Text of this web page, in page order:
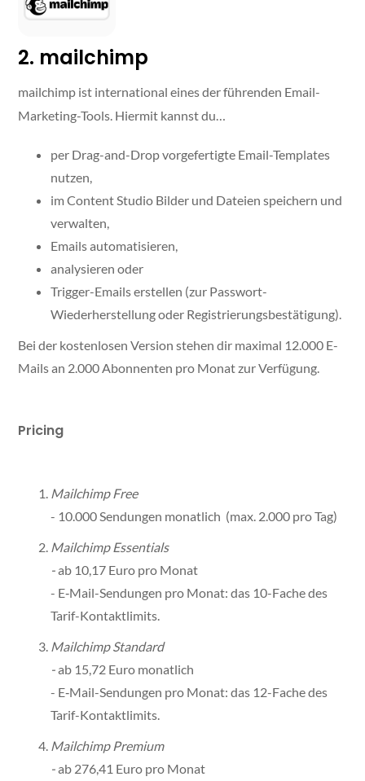
2. mailchimp
mailchimp ist international eines der führenden Email-
Marketing-Tools. Hiermit kannst du…
per Drag-and-Drop vorgefertigte Email-Templates
nutzen,
im Content Studio Bilder und Dateien speichern und
verwalten,
Emails automatisieren,
analysieren oder
Trigger-Emails erstellen (zur Passwort-
Wiederherstellung oder Registrierungsbestätigung).
Bei der kostenlosen Version stehen dir maximal 12.000 E-
Mails an 2.000 Abonnenten pro Monat zur Verfügung.
Pricing
Mailchimp Free
- 10.000 Sendungen monatlich (max. 2.000 pro Tag)
Mailchimp Essentials
-ab 10,17 Euro pro Monat
- E‑Mail-Sendungen pro Monat: das 10-Fache des
Tarif-Kontaktlimits.
Mailchimp Standard
-ab 15,72 Euro monatlich
- E‑Mail-Sendungen pro Monat: das 12-Fache des
Tarif-Kontaktlimits.
Mailchimp Premium
-ab 276,41 Euro pro Monat